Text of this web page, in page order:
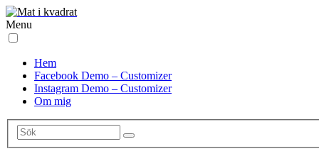
Menu
Hem
Facebook Demo – Customizer
Instagram Demo – Customizer
Om mig